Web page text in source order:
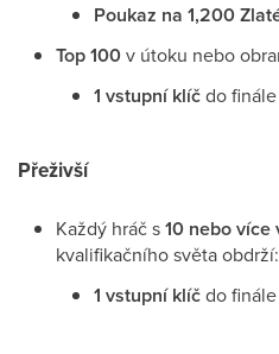
Poukaz na 1,200
Top 100v útoku nebo
1 vstupní klíčdo finále
Přeživší
Každý hráč s10 nebo více
kvalifikačního světa obdrží:
1 vstupní klíčdo finále